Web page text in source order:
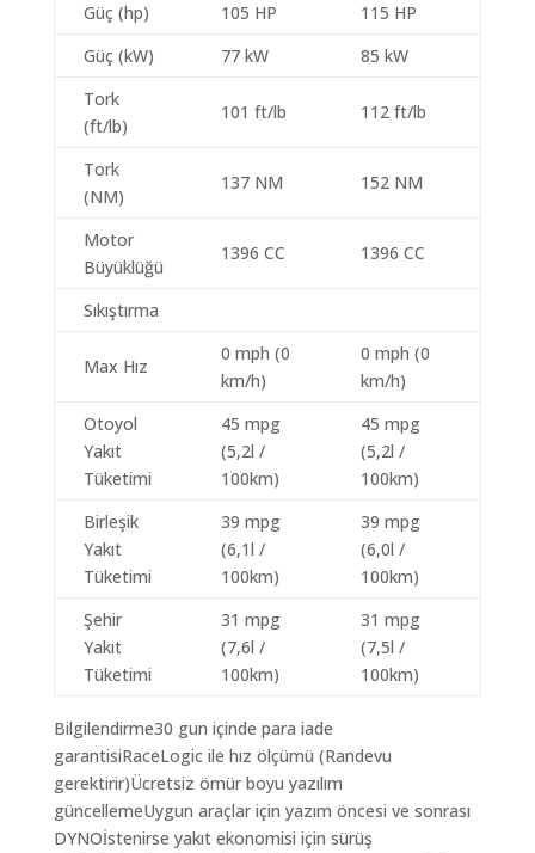
Güç (hp) 105 HP
115 HP
Güç (kW)
77 kW
85 kW
Tork
(ft/lb)
101 ft/lb 112 ft/lb
Tork
(NM)
137 NM 152 NM
Motor
Büyüklüğü
1396 CC 1396 CC
Sıkıştırma
Max Hız
0 mph (0
km/h)
0 mph (0
km/h)
Otoyol
Yakıt
Tüketimi
45 mpg
(5,2l /
100km)
45 mpg
(5,2l /
100km)
Birleşik
Yakıt
Tüketimi
39 mpg
(6,1l /
100km)
39 mpg
(6,0l /
100km)
Şehir
Yakıt
Tüketimi
31 mpg
(7,6l /
100km)
31 mpg
(7,5l /
100km)
Bilgilendirme30 gun içinde para iade
garantisiRaceLogic ile hız ölçümü (Randevu
gerektirir)Ücretsiz ömür boyu yazılım
güncellemeUygun araçlar için yazım öncesi ve sonrası
DYNOİstenirse yakıt ekonomisi için sürüş